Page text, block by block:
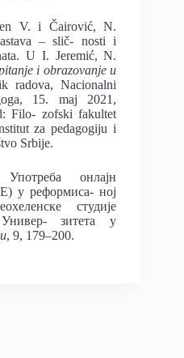
V. i Čairović, N.
– slič- nosti i
U I. Jeremić, N.
i obrazovanje u
radova, Nacionalni
15. maj 2021,
Filo- zofski fakultet
za pedagogiju i
Srbije.
онлајн
у реформиса- ној
студије
зитета у
, 9, 179–200.